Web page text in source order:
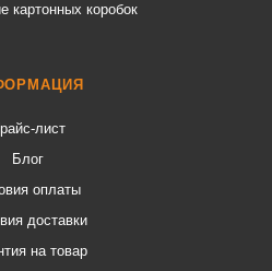
картонных коробок
лист
Блог
оплаты
доставки
на товар